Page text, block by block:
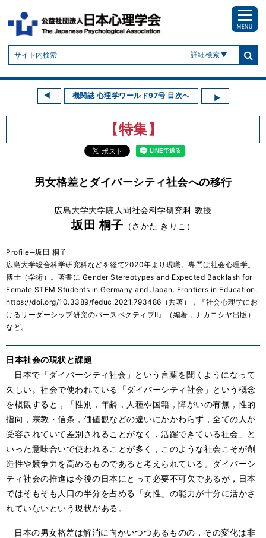
詳細検索
MENU
機関誌 心理学ワールド97号 目次へ
【特集】
男女格差とダイバーシティ社会への移行
広島大学大学院人間社会科学研究科 教授
坂田 桐子 （さかた きりこ）
Profile─坂田 桐子
広島大学総合科学研究科などを経て2020年より現職。専門は社会心理学。
博士（学術）。著書に Gender Stereotypes and Expected Backlash for
Female STEM Students in Germany and Japan. Frontiers in Education,
https://doi.org/10.3389/feduc.2021.793486（共著），『社会心理学にお
けるリーダーシップ研究のパースペクティブⅡ』（編著，ナカニシヤ出版）
など。
日本社会の現状と課題
日本で「ダイバーシティ社会」という言葉を聞くようになって
久しい。社会で使われている「ダイバーシティ社会」という概念
を概観すると，「性別，年齢，人種や国籍，障がいの有無，性的
指向，宗教・信条，価値観などの違いにかかわらず，全ての人が
受容されていて差別されることがなく，活躍できている社会」と
いった意味合いで使われることが多く，このような社会こそが創
造性や競争力を高めるものであると考えられている。ダイバーシ
ティ社会の推進は今後の日本にとって必要不可欠であるが，日本
ではそもそも人口の半分を占める「女性」の能力が十分に活かさ
れていないという現状がある。
日本の男女格差は解消に向かいつつあるものの，その変化は非